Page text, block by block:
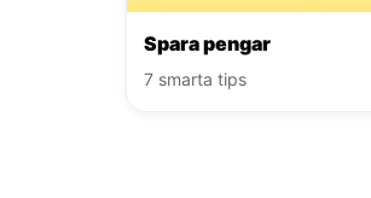
Spara pengar
7 smarta tips